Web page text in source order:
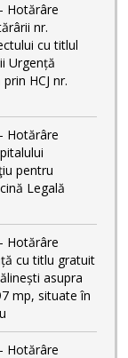
Hotărâre
nr.
cu titlul
Urgență
HCJ nr.
Hotărâre
pentru
Legală
Hotărâre
cu titlu gratuit
asupra
mp, situate în
Hotărâre